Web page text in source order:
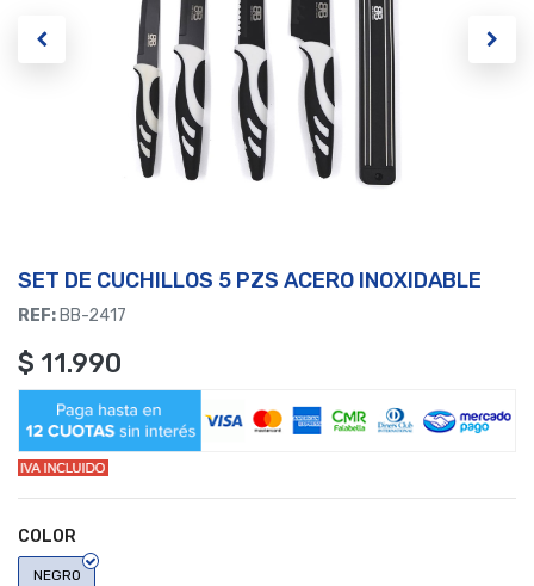
SET DE CUCHILLOS 5 PZS ACERO INOXIDABLE
REF: BB-2417
$ 11.990
COLOR
NEGRO